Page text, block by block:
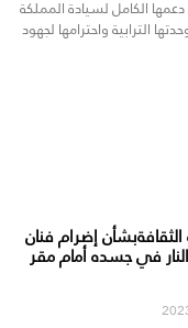
دعمها الكامل لسيادة المملكة
الترابية واحترامها لجهود
الثقافةبشأن إضرام فنان
في جسده أمام مقر